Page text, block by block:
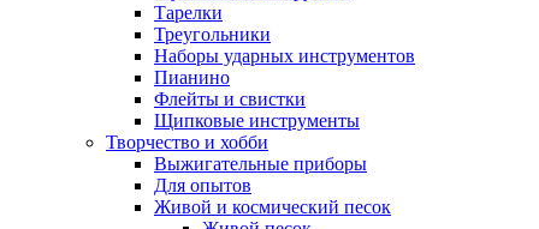
Тарелки
Треугольники
Наборы ударных инструментов
Пианино
Флейты и свистки
Щипковые инструменты
Творчество и хобби
Выжигательные приборы
Для опытов
Живой и космический песок